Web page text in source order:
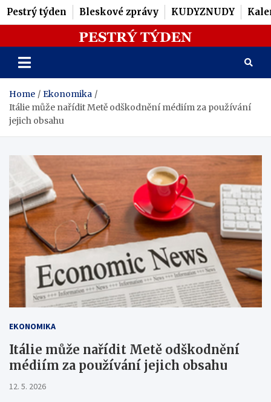
Pestrý týden Bleskové zprávy KUDYZNUDY
to
content
Pestrý Týden
Home
Ekonomika
Itálie může nařídit Metě odškodnění médiím za používání
jejich obsahu
EKONOMIKA
Itálie může nařídit Metě odškodnění
médiím za používání jejich obsahu
12. 5. 2026